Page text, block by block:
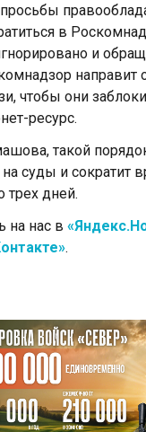
в
и
направит
чтобы они
ресурс.
такой
на суды и сократит
трех дней.
на нас в
.